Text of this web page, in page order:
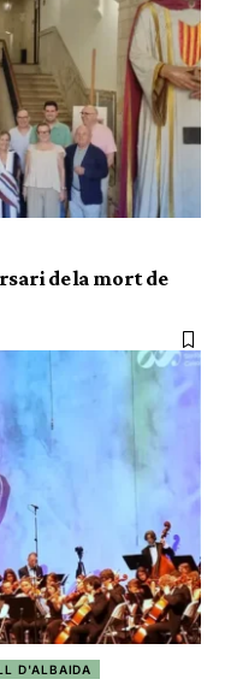
de la mort de
D'ALBAIDA